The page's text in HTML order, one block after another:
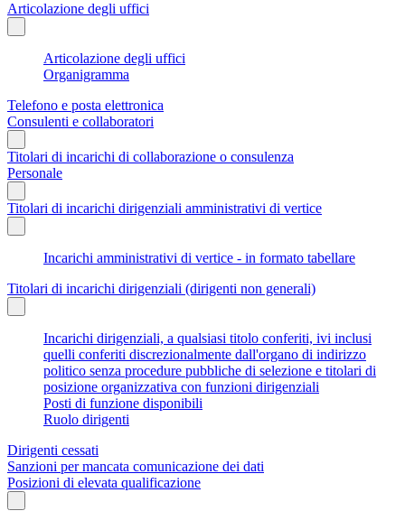
Articolazione degli uffici
Articolazione degli uffici
Organigramma
Telefono e posta elettronica
Consulenti e collaboratori
Titolari di incarichi di collaborazione o consulenza
Personale
Titolari di incarichi dirigenziali amministrativi di vertice
Incarichi amministrativi di vertice - in formato tabellare
Titolari di incarichi dirigenziali (dirigenti non generali)
Incarichi dirigenziali, a qualsiasi titolo conferiti, ivi inclusi
quelli conferiti discrezionalmente dall'organo di indirizzo
politico senza procedure pubbliche di selezione e titolari di
posizione organizzativa con funzioni dirigenziali
Posti di funzione disponibili
Ruolo dirigenti
Dirigenti cessati
Sanzioni per mancata comunicazione dei dati
Posizioni di elevata qualificazione